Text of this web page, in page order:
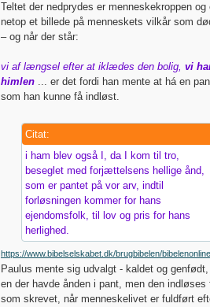
Teltet der nedprydes er menneskekroppen og
netop et billede på menneskets vilkår som
– og når der står:
vi af længsel efter at iklædes den bolig, vi
himlen ... er det fordi han mente at há en
som han kunne få indløst.
Citat:
i ham blev også I, da I kom til tro,
beseglet med forjættelsens hellige ånd,
som er pantet på vor arv, indtil
forløsningen kommer for hans
ejendomsfolk, til lov og pris for hans
herlighed.
https://www.bibelselskabet.dk/brugbibelen/
Paulus mente sig udvalgt - kaldet og
en der havde ånden i pant, men den indløses
som skrevet, når menneskelivet er fuldført